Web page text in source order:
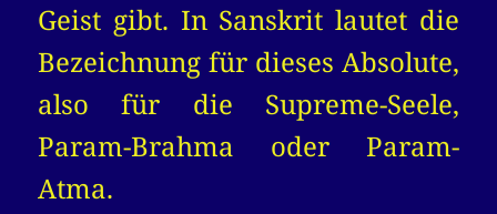
Geist gibt. In Sanskrit lautet die
Bezeichnung für dieses Absolute,
also für die Supreme-Seele,
Param-Brahma oder Param-
Atma.